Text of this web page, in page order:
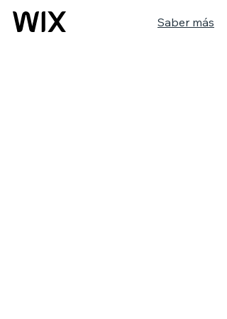
Saber más